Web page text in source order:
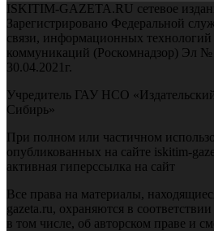
ISKITIM-GAZETA.RU сетевое
Зарегистрировано Федеральной
связи, информационных
коммуникаций (Роскомнадзор) Эл
30.04.2021г.
Учредитель ГАУ НСО
Сибирь»
При полном или частичном
опубликованных на сайте iskitim-
активная гиперссылка на сайт
Все права на материалы,
gazeta.ru, охраняются в
в том числе, об авторском праве и